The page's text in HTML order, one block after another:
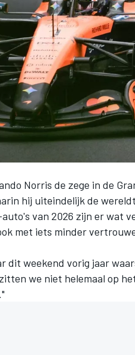
Norris de zege in de
hij uiteindelijk de
van 2026 zijn er wat
met iets minder
dit weekend vorig jaar
we niet helemaal op